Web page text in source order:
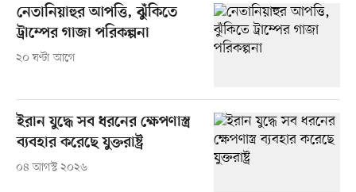
নেতানিয়াহুর আপত্তি, ঝুঁকিতে
ট্রাম্পের গাজা পরিকল্পনা
২০ ঘণ্টা আগে
ইরান যুদ্ধে সব ধরনের ক্ষেপণাস্ত্র
ব্যবহার করেছে যুক্তরাষ্ট্র
০৪ আগস্ট ২০২৬